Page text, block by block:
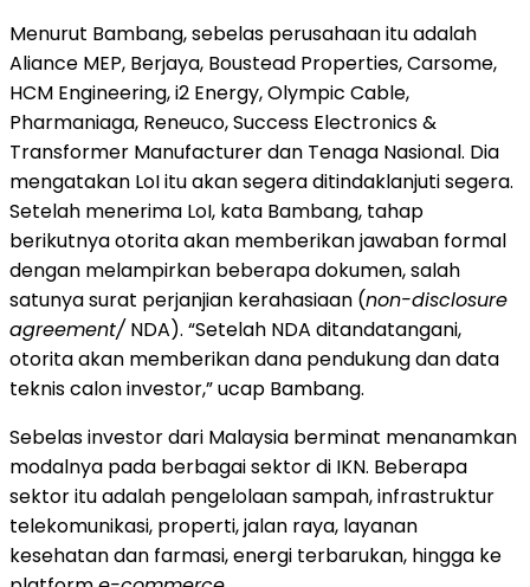
Menurut Bambang, sebelas perusahaan itu adalah
Aliance MEP, Berjaya, Boustead Properties, Carsome,
HCM Engineering, i2 Energy, Olympic Cable,
Pharmaniaga, Reneuco, Success Electronics &
Transformer Manufacturer dan Tenaga Nasional. Dia
mengatakan LoI itu akan segera ditindaklanjuti segera.
Setelah menerima LoI, kata Bambang, tahap
berikutnya otorita akan memberikan jawaban formal
dengan melampirkan beberapa dokumen, salah
satunya surat perjanjian kerahasiaan (non-disclosure
agreement/ NDA). “Setelah NDA ditandatangani,
otorita akan memberikan dana pendukung dan data
teknis calon investor,” ucap Bambang.
Sebelas investor dari Malaysia berminat menanamkan
modalnya pada berbagai sektor di IKN. Beberapa
sektor itu adalah pengelolaan sampah, infrastruktur
telekomunikasi, properti, jalan raya, layanan
kesehatan dan farmasi, energi terbarukan, hingga ke